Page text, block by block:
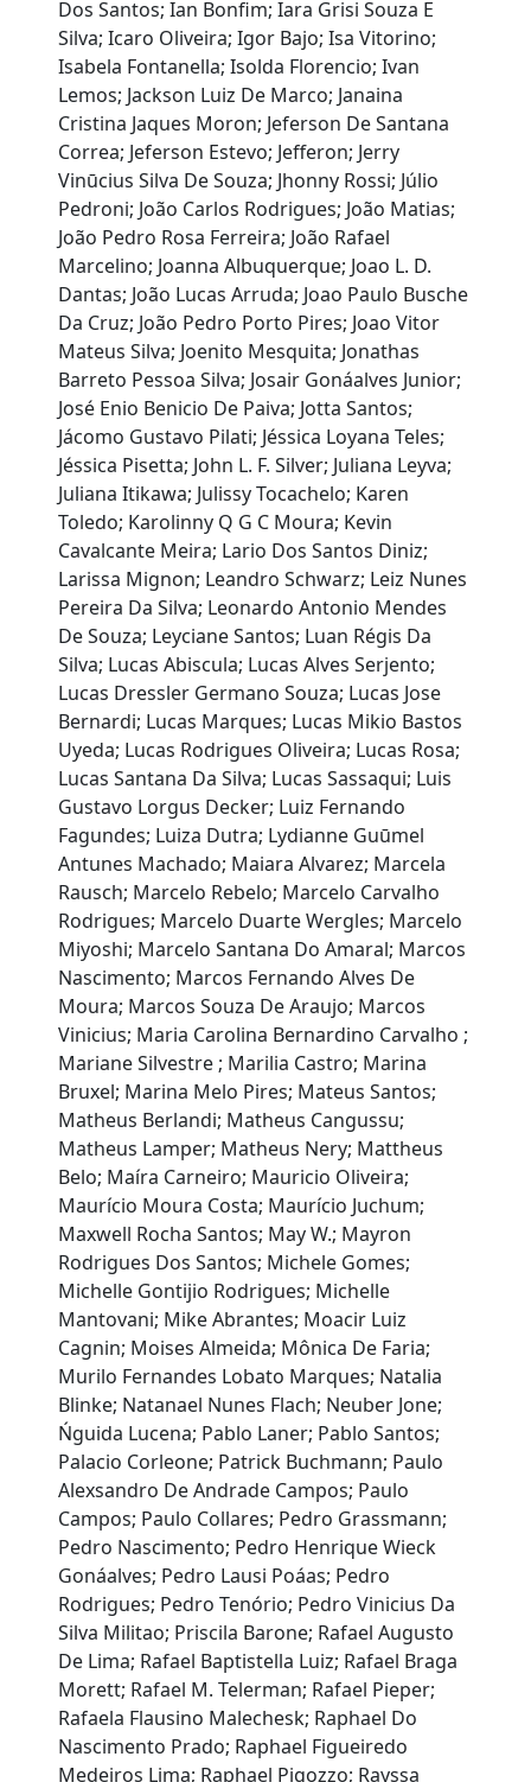
Dos Santos; Ian Bonfim; Iara Grisi Souza E
Silva; Icaro Oliveira; Igor Bajo; Isa Vitorino;
Isabela Fontanella; Isolda Florencio; Ivan
Lemos; Jackson Luiz De Marco; Janaina
Cristina Jaques Moron; Jeferson De Santana
Correa; Jeferson Estevo; Jefferon; Jerry
Vinūcius Silva De Souza; Jhonny Rossi; Júlio
Pedroni; João Carlos Rodrigues; João Matias;
João Pedro Rosa Ferreira; João Rafael
Marcelino; Joanna Albuquerque; Joao L. D.
Dantas; João Lucas Arruda; Joao Paulo Busche
Da Cruz; João Pedro Porto Pires; Joao Vitor
Mateus Silva; Joenito Mesquita; Jonathas
Barreto Pessoa Silva; Josair Gonáalves Junior;
José Enio Benicio De Paiva; Jotta Santos;
Jácomo Gustavo Pilati; Jéssica Loyana Teles;
Jéssica Pisetta; John L. F. Silver; Juliana Leyva;
Juliana Itikawa; Julissy Tocachelo; Karen
Toledo; Karolinny Q G C Moura; Kevin
Cavalcante Meira; Lario Dos Santos Diniz;
Larissa Mignon; Leandro Schwarz; Leiz Nunes
Pereira Da Silva; Leonardo Antonio Mendes
De Souza; Leyciane Santos; Luan Régis Da
Silva; Lucas Abiscula; Lucas Alves Serjento;
Lucas Dressler Germano Souza; Lucas Jose
Bernardi; Lucas Marques; Lucas Mikio Bastos
Uyeda; Lucas Rodrigues Oliveira; Lucas Rosa;
Lucas Santana Da Silva; Lucas Sassaqui; Luis
Gustavo Lorgus Decker; Luiz Fernando
Fagundes; Luiza Dutra; Lydianne Guūmel
Antunes Machado; Maiara Alvarez; Marcela
Rausch; Marcelo Rebelo; Marcelo Carvalho
Rodrigues; Marcelo Duarte Wergles; Marcelo
Miyoshi; Marcelo Santana Do Amaral; Marcos
Nascimento; Marcos Fernando Alves De
Moura; Marcos Souza De Araujo; Marcos
Vinicius; Maria Carolina Bernardino Carvalho ;
Mariane Silvestre ; Marilia Castro; Marina
Bruxel; Marina Melo Pires; Mateus Santos;
Matheus Berlandi; Matheus Cangussu;
Matheus Lamper; Matheus Nery; Mattheus
Belo; Maíra Carneiro; Mauricio Oliveira;
Maurício Moura Costa; Maurício Juchum;
Maxwell Rocha Santos; May W.; Mayron
Rodrigues Dos Santos; Michele Gomes;
Michelle Gontijio Rodrigues; Michelle
Mantovani; Mike Abrantes; Moacir Luiz
Cagnin; Moises Almeida; Mônica De Faria;
Murilo Fernandes Lobato Marques; Natalia
Blinke; Natanael Nunes Flach; Neuber Jone;
Ńguida Lucena; Pablo Laner; Pablo Santos;
Palacio Corleone; Patrick Buchmann; Paulo
Alexsandro De Andrade Campos; Paulo
Campos; Paulo Collares; Pedro Grassmann;
Pedro Nascimento; Pedro Henrique Wieck
Gonáalves; Pedro Lausi Poáas; Pedro
Rodrigues; Pedro Tenório; Pedro Vinicius Da
Silva Militao; Priscila Barone; Rafael Augusto
De Lima; Rafael Baptistella Luiz; Rafael Braga
Morett; Rafael M. Telerman; Rafael Pieper;
Rafaela Flausino Malechesk; Raphael Do
Nascimento Prado; Raphael Figueiredo
Medeiros Lima; Raphael Pigozzo; Rayssa